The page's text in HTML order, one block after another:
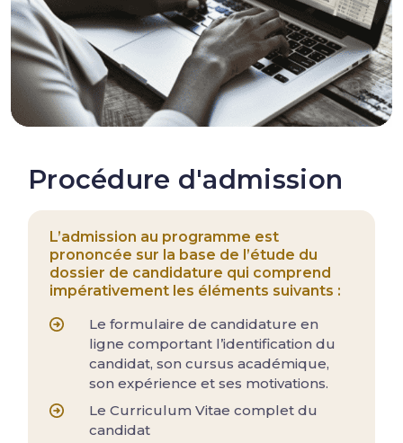
Procédure d'admission
L’admission au programme est
prononcée sur la base de l’étude du
dossier de candidature qui comprend
impérativement les éléments suivants :
Le formulaire de candidature en
ligne comportant l’identification du
candidat, son cursus académique,
son expérience et ses motivations.
Le Curriculum Vitae complet du
candidat